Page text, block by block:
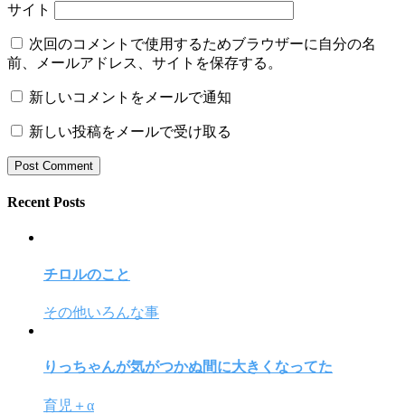
サイト
次回のコメントで使用するためブラウザーに自分の名
前、メールアドレス、サイトを保存する。
新しいコメントをメールで通知
新しい投稿をメールで受け取る
Recent Posts
チロルのこと
その他いろんな事
りっちゃんが気がつかぬ間に大きくなってた
育児＋α